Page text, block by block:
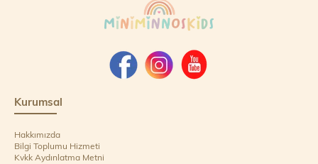
Kurumsal
Hakkımızda
Bilgi Toplumu Hizmeti
Kvkk Aydınlatma Metni